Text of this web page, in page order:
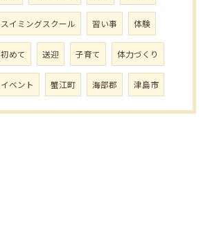
スイミングスクール 習い事 体験
初めて 送迎 子育て 体力づくり
イベント 蟹江町 海部郡 津島市